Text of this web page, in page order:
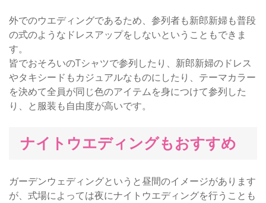
外でのウエディングであるため、参列者も新郎新婦も普段
の式のようなドレスアップをしないということもできま
す。
皆でおそろいのTシャツで参列したり、新郎新婦のドレス
やタキシードもカジュアルなものにしたり、テーマカラー
を決めて全員が同じ色のアイテムを身につけて参列した
り、と服装も自由度が高いです。
ナイトウエディングもおすすめ
ガーデンウェディングというと昼間のイメージがあります
が、式場によっては夜にナイトウエディングを行うことも